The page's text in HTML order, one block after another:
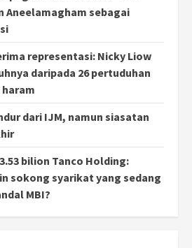
Aneelamagham sebagai
representasi: Nicky Liow
daripada 26 pertuduhan
dari IJM, namun siasatan
bilion Tanco Holding:
sokong syarikat yang sedang
MBI?